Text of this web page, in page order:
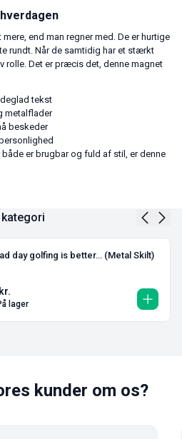
end man regner med. De er hurtige
rundt. Når de samtidig har et stærkt
rolle. Det er præcis det, denne magnet
tekst
metalflader
beskeder
både er brugbar og fuld af stil, er denne
day golfing is better… (Metal Skilt)
kr.
lager
kunder om os?